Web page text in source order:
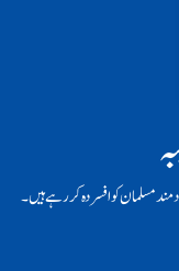
مسلمان کو افسردہ کر رہے ہیں۔